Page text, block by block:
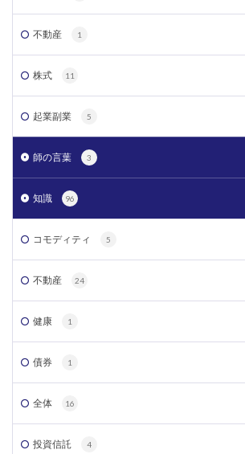
不動産 1
株式 11
起業副業 5
師の言葉 3
知識 96
コモディティ 5
不動産 24
健康 1
債券 1
全体 16
投資信託 4